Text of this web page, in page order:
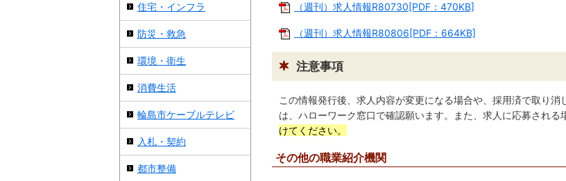
（週刊）求人情報R80730[PDF：470KB]
（週刊）求人情報R80806[PDF：664KB]
注意事項
この情報発行後、求人内容が変更になる場合や、採用済で取り
は、ハローワーク窓口で確認願います。また、求人に応募される
けてください。
その他の職業紹介機関
住宅・インフラ
防災・救急
環境・衛生
消費生活
輪島市ケーブルテレビ
入札・契約
都市整備